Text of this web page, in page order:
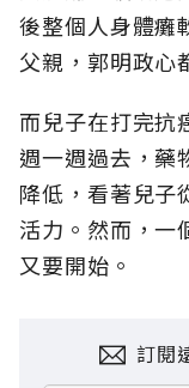
後整個人身體癱
父親，郭明政心
而兒子在打完抗
週一週過去，藥
降低，看著兒子
活力。然而，一
又要開始。
訂閱